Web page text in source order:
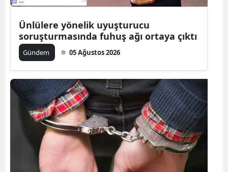
Erzincan
Erzurum
Gaziantep
Giresun
Gümüşhane
Hakkari
Hatay
Ünlülere yönelik uyuşturucu
soruşturmasında fuhuş ağı ortaya çıktı
Gündem 05 Ağustos 2026